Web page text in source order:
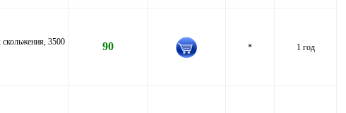
3500
90 * 1 год